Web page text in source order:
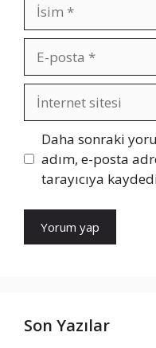
posta
İnternet
sitesi
Daha sonraki
adım, e-posta
tarayıcıya
Son Yazılar